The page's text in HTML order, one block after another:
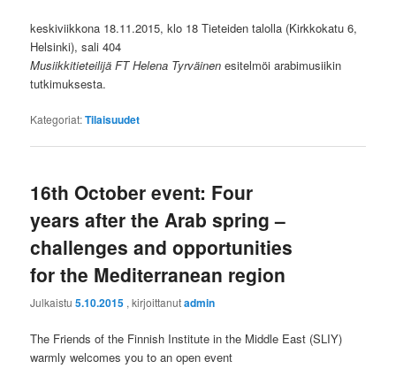
keskiviikkona 18.11.2015, klo 18 Tieteiden talolla (Kirkkokatu 6,
Helsinki), sali 404
Musiikkitieteilijä FT Helena Tyrväinen esitelmöi arabimusiikin
tutkimuksesta.
Kategoriat:Tilaisuudet
16th October event: Four
years after the Arab spring –
challenges and opportunities
for the Mediterranean region
Julkaistu5.10.2015 , kirjoittanutadmin
The Friends of the Finnish Institute in the Middle East (SLIY)
warmly welcomes you to an open event